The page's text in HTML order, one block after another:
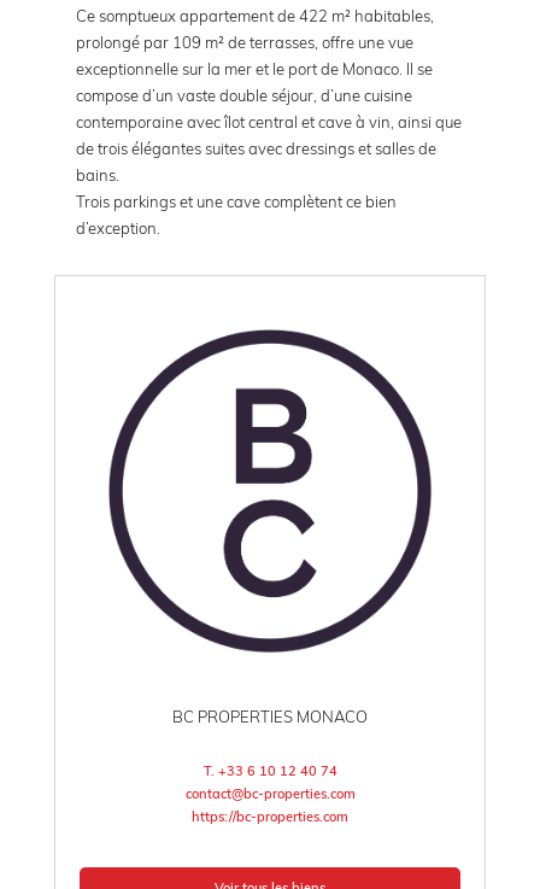
Ce somptueux appartement de 422 m² habitables,
prolongé par 109 m² de terrasses, offre une vue
exceptionnelle sur la mer et le port de Monaco. Il se
compose d’un vaste double séjour, d’une cuisine
contemporaine avec îlot central et cave à vin, ainsi que
de trois élégantes suites avec dressings et salles de
bains.
Trois parkings et une cave complètent ce bien
d’exception.
BC PROPERTIES MONACO
T. +33 6 10 12 40 74
contact@bc-properties.com
https://bc-properties.com